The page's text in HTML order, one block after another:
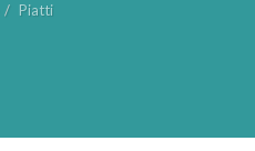
Piatti